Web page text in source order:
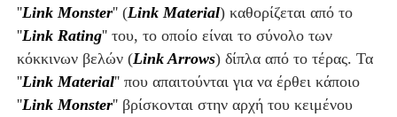
''Link Monster''(Link Material) καθορίζεται από το
''Link Rating'' του, το οποίο είναι το σύνολο των
κόκκινων βελών (Link Arrows) δίπλα από το τέρας. Τα
''LinkMaterial'' που απαιτούνται για να έρθει κάποιο
''Link Monster'' βρίσκονται στην αρχή του κειμένου